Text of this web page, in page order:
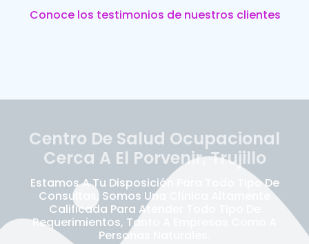
Conoce los testimonios de nuestros clientes
Centro De Salud Ocupacional
Cerca A El Porvenir, Trujillo
Estamos A Tu Disposición Para Todo Tipo De
Consultas, Somos Una Clínica Altamente
Calificada Para Atender Todo Tipo De
Requerimientos, Tanto A Empresas Como A
Personas Naturales.